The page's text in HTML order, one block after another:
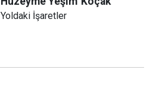
Yoldaki İşaretler